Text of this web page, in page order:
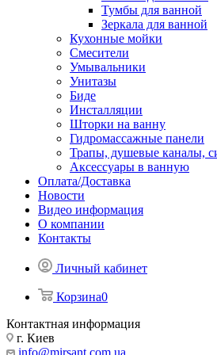
Тумбы для ванной
Зеркала для ванной
Кухонные мойки
Смесители
Умывальники
Унитазы
Биде
Инсталляции
Шторки на ванну
Гидромассажные панели
Трапы, душевые каналы,
Аксессуары в ванную
Оплата/Доставка
Новости
Видео информация
О компании
Контакты
Личный кабинет
Корзина0
Контактная информация
г. Киев
info@mirsant.com.ua